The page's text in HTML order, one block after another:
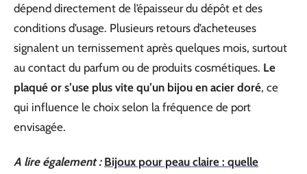
dépend directement de l’épaisseur du dépôt et des
conditions d’usage. Plusieurs retours d’acheteuses
signalent un ternissement après quelques mois, surtout
au contact du parfum ou de produits cosmétiques. Le
plaqué or s’use plus vite qu’un bijou en acier doré, ce
qui influence le choix selon la fréquence de port
envisagée.
A lire également : Bijoux pour peau claire : quelle